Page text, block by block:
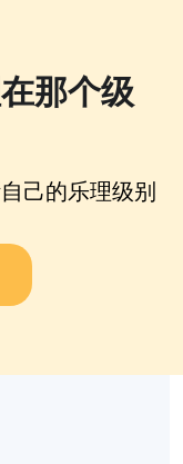
那个级
己的乐理级别